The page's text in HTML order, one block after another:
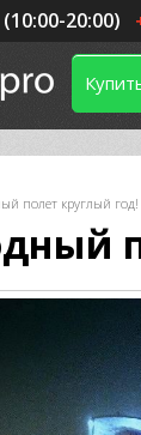
20:00)
полет круглый год!